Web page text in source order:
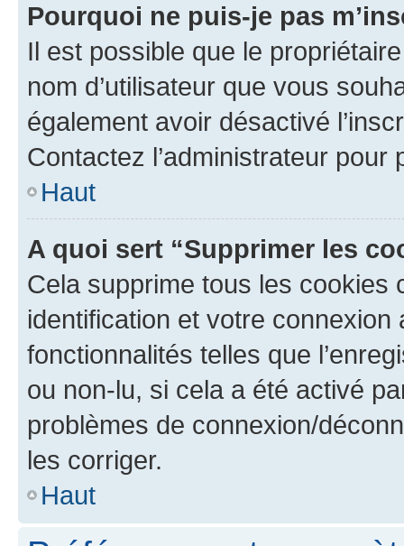
Pourquoi ne puis-je pas
Il est possible que le
nom d’utilisateur que vous
également avoir désactivé
Contactez l’administrateur
Haut
A quoi sert “Supprimer les
Cela supprime tous les cookies
identification et votre
fonctionnalités telles que
ou non-lu, si cela a été activé
problèmes de connexion/
les corriger.
Haut